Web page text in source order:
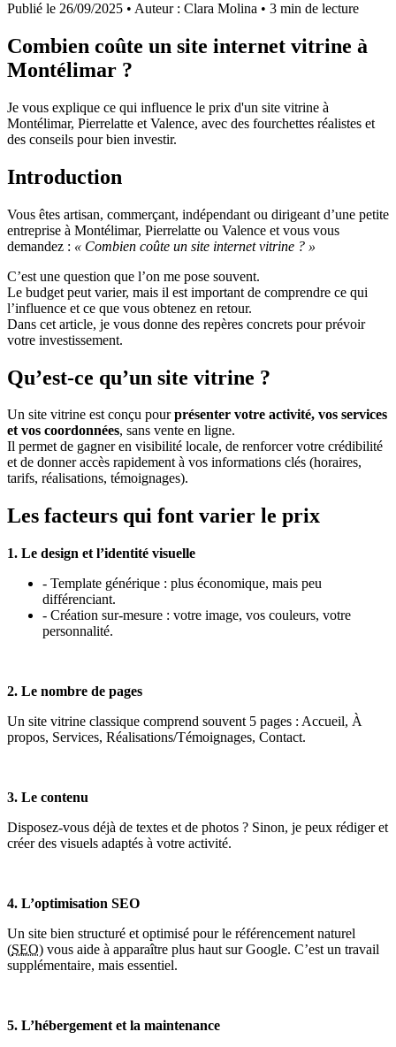
Publié le 26/09/2025 • Auteur : Clara Molina • 3 min de lecture
Combien coûte un site internet vitrine à
Montélimar ?
Je vous explique ce qui influence le prix d'un site vitrine à
Montélimar, Pierrelatte et Valence, avec des fourchettes réalistes et
des conseils pour bien investir.
Introduction
Vous êtes artisan, commerçant, indépendant ou dirigeant d’une petite
entreprise à Montélimar, Pierrelatte ou Valence et vous vous
demandez : « Combien coûte un site internet vitrine ? »
C’est une question que l’on me pose souvent.
Le budget peut varier, mais il est important de comprendre ce qui
l’influence et ce que vous obtenez en retour.
Dans cet article, je vous donne des repères concrets pour prévoir
votre investissement.
Qu’est-ce qu’un site vitrine ?
Un site vitrine est conçu pourprésenter votre activité, vos services
et vos coordonnées, sans vente en ligne.
Il permet de gagner en visibilité locale, de renforcer votre crédibilité
et de donner accès rapidement à vos informations clés (horaires,
tarifs, réalisations, témoignages).
Les facteurs qui font varier le prix
1. Le design et l’identité visuelle
- Template générique : plus économique, mais peu
différenciant.
- Création sur-mesure : votre image, vos couleurs, votre
personnalité.
2. Le nombre de pages
Un site vitrine classique comprend souvent 5 pages : Accueil, À
propos, Services, Réalisations/Témoignages, Contact.
3. Le contenu
Disposez-vous déjà de textes et de photos ? Sinon, je peux rédiger et
créer des visuels adaptés à votre activité.
4. L’optimisation SEO
Un site bien structuré et optimisé pour le référencement naturel
(SEO) vous aide à apparaître plus haut sur Google. C’est un travail
supplémentaire, mais essentiel.
5. L’hébergement et la maintenance